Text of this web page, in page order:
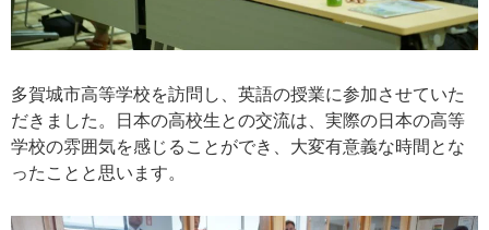
多賀城市高等学校を訪問し、英語の授業に参加させていた
だきました。日本の高校生との交流は、実際の日本の高等
学校の雰囲気を感じることができ、大変有意義な時間とな
ったことと思います。